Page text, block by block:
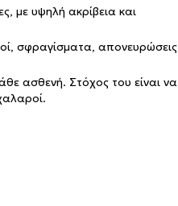
με υψηλή ακρίβεια και
σφραγίσματα, απονευρώσεις
ασθενή. Στόχος του είναι να